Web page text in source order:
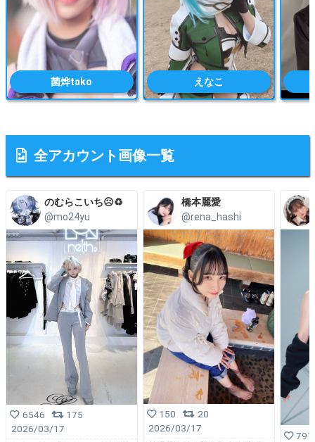
菌烨tako えなこ
全アカウント画像一覧
のむらこいち☹️♻️
@mo24yu
6546
175
2026/03/17
橋本麗愛
@rena_hashi
150
20
2026/03/17
791